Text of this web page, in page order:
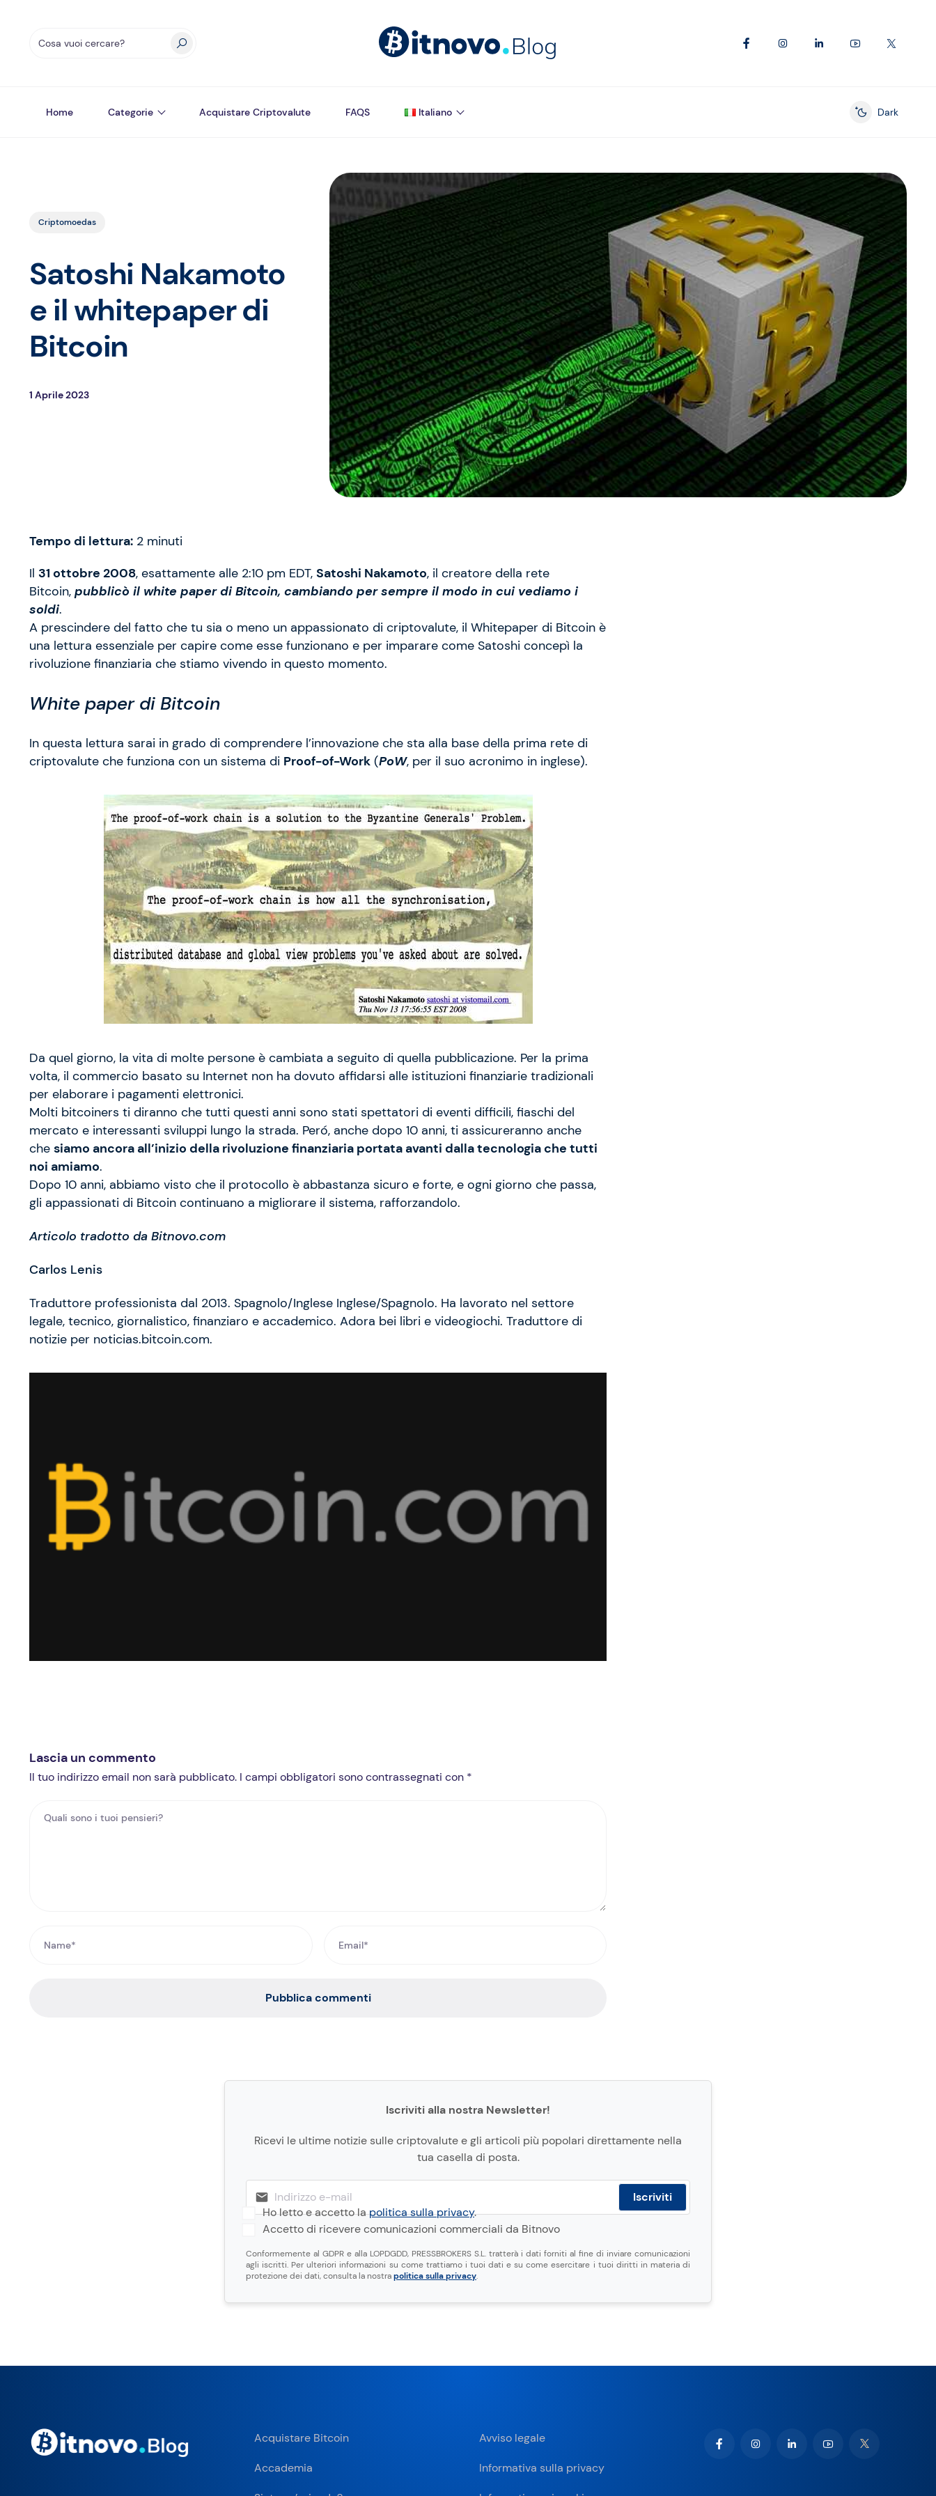
Home Categorie Acquistare Criptovalute FAQS Italiano
Enable dark
Dark
Criptomoedas
Satoshi Nakamoto
e il whitepaper di
Bitcoin
1 Aprile 2023
Tempo di lettura: 2 minuti
Il 31 ottobre 2008, esattamente alle 2:10 pm EDT, Satoshi Nakamoto, il creatore della rete
Bitcoin, pubblicò il white paper di Bitcoin, cambiando per sempre il modo in cui vediamo i
soldi.
A prescindere del fatto che tu sia o meno un appassionato di criptovalute, il Whitepaper di Bitcoin è
una lettura essenziale per capire come esse funzionano e per imparare come Satoshi concepì la
rivoluzione finanziaria che stiamo vivendo in questo momento.
White paper di Bitcoin
In questa lettura sarai in grado di comprendere l’innovazione che sta alla base della prima rete di
criptovalute che funziona con un sistema di Proof-of-Work (PoW, per il suo acronimo in inglese).
Da quel giorno, la vita di molte persone è cambiata a seguito di quella pubblicazione. Per la prima
volta, il commercio basato su Internet non ha dovuto affidarsi alle istituzioni finanziarie tradizionali
per elaborare i pagamenti elettronici.
Molti bitcoiners ti diranno che tutti questi anni sono stati spettatori di eventi difficili, fiaschi del
mercato e interessanti sviluppi lungo la strada. Peró, anche dopo 10 anni, ti assicureranno anche
che siamo ancora all’inizio della rivoluzione finanziaria portata avanti dalla tecnologia che tutti
noi amiamo.
Dopo 10 anni, abbiamo visto che il protocollo è abbastanza sicuro e forte, e ogni giorno che passa,
gli appassionati di Bitcoin continuano a migliorare il sistema, rafforzandolo.
Articolo tradotto da Bitnovo.com
Carlos Lenis
Traduttore professionista dal 2013. Spagnolo/Inglese Inglese/Spagnolo. Ha lavorato nel settore
legale, tecnico, giornalistico, finanziaro e accademico. Adora bei libri e videogiochi. Traduttore di
notizie per noticias.bitcoin.com.
Lascia un commento
Il tuo indirizzo email non sarà pubblicato. I campi obbligatori sono contrassegnati con *
Pubblica commenti
Iscriviti alla nostra Newsletter!
Ricevi le ultime notizie sulle criptovalute e gli articoli più popolari direttamente nella
tua casella di posta.
Ho letto e accetto lapolitica sulla privacy.
Accetto di ricevere comunicazioni commerciali da Bitnovo
Conformemente al GDPR e alla LOPDGDD, PRESSBROKERS S.L. tratterà i dati forniti al fine di inviare comunicazioni
agli iscritti. Per ulteriori informazioni su come trattiamo i tuoi dati e su come esercitare i tuoi diritti in materia di
protezione dei dati, consulta la nostrapolitica sulla privacy.
Acquistare Bitcoin
Accademia
Avviso legale
Informativa sulla privacy